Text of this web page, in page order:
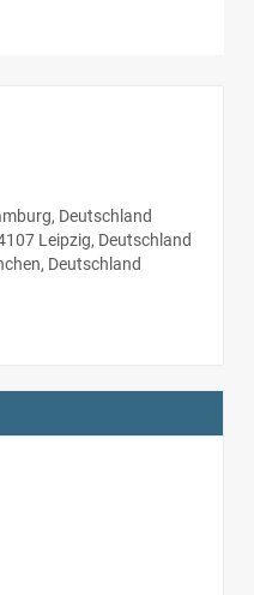
Deutschland
Leipzig, Deutschland
Deutschland